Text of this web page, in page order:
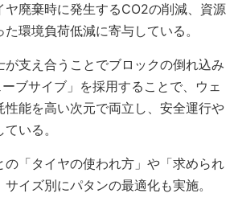
ヤ廃棄時に発生するCO2の削減、資源
環境負荷低減に寄与している。
支え合うことでブロックの倒れ込み
ブサイブ」を採用することで、ウェ
性能を高い次元で両立し、安全運行や
いる。
「タイヤの使われ方」や「求められ
イズ別にパタンの最適化も実施。